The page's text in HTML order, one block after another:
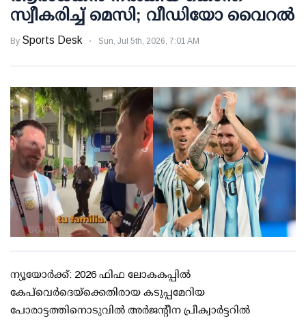
സ്വീകരിച്ച് മെസി; വീഡിയോ വൈറൽ
By Sports Desk Sun, Jul 5th, 2026, 7:01 AM
ന്യൂയോർക്ക്: 2026 ഫിഫ ലോകകപ്പിൽ
കേപ്‌വെർദെയ്‌ക്കെതിരായ കടുപ്പമേറിയ
പോരാട്ടത്തിനൊടുവിൽ അർജന്റീന പ്രീക്വാർട്ടറിൽ